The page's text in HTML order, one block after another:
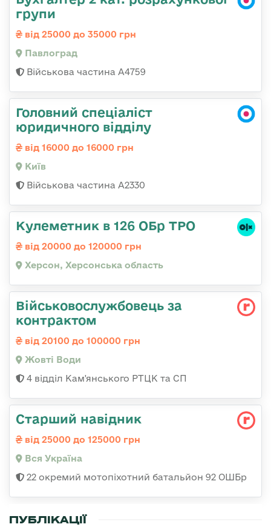
групи
від 25000 до 35000 грн
Павлоград
Військова частина А4759
Головний спеціаліст
юридичного відділу
від 16000 до 16000 грн
Київ
Військова частина A2330
Кулеметник в 126 ОБр ТРО
від 20000 до 120000 грн
Херсон, Херсонська область
Військовослужбовець за
контрактом
від 20100 до 100000 грн
Жовті Води
4 відділ Кам'янського РТЦК та СП
Старший навідник
від 25000 до 125000 грн
Вся Україна
22 окремий мотопіхотний батальйон 92 ОШБр
ПУБЛІКАЦІЇ